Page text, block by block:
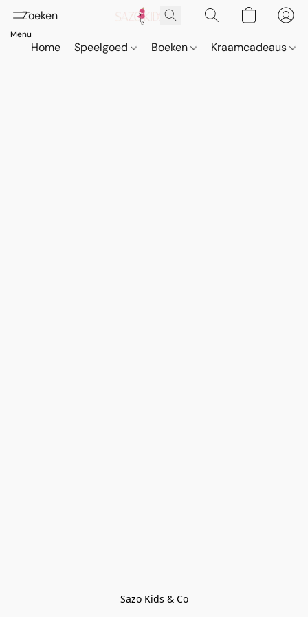
Home Speelgoed Boeken Kraamcadeaus
Sazo Kids & Co